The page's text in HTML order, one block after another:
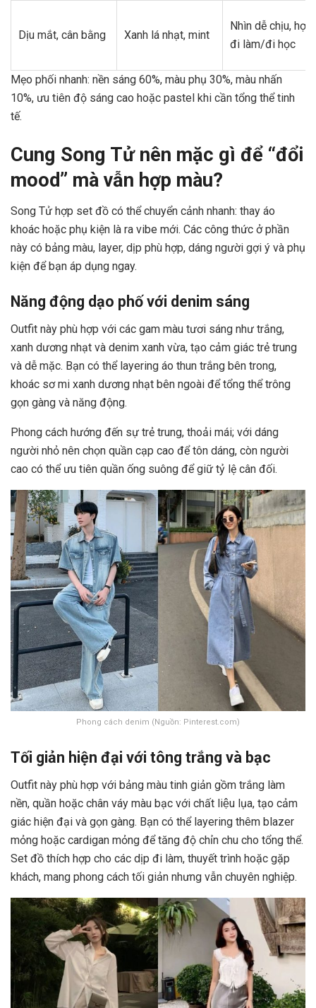
Dịu mắt, cân bằng Xanh lá nhạt, mint
Nhìn dễ chịu, hợp
đi làm/đi học
Mẹo phối nhanh: nền sáng 60%, màu phụ 30%, màu nhấn
10%, ưu tiên độ sáng cao hoặc pastel khi cần tổng thể tinh
tế.
Cung Song Tử nên mặc gì để “đổi
mood” mà vẫn hợp màu?
Song Tử hợp set đồ có thể chuyển cảnh nhanh: thay áo
khoác hoặc phụ kiện là ra vibe mới. Các công thức ở phần
này có bảng màu, layer, dịp phù hợp, dáng người gợi ý và phụ
kiện để bạn áp dụng ngay.
Năng động dạo phố với denim sáng
Outfit này phù hợp với các gam màu tươi sáng như trắng,
xanh dương nhạt và denim xanh vừa, tạo cảm giác trẻ trung
và dễ mặc. Bạn có thể layering áo thun trắng bên trong,
khoác sơ mi xanh dương nhạt bên ngoài để tổng thể trông
gọn gàng và năng động.
Phong cách hướng đến sự trẻ trung, thoải mái; với dáng
người nhỏ nên chọn quần cạp cao để tôn dáng, còn người
cao có thể ưu tiên quần ống suông để giữ tỷ lệ cân đối.
Phong cách denim (Nguồn: Pinterest.com)
Tối giản hiện đại với tông trắng và bạc
Outfit này phù hợp với bảng màu tinh giản gồm trắng làm
nền, quần hoặc chân váy màu bạc với chất liệu lụa, tạo cảm
giác hiện đại và gọn gàng. Bạn có thể layering thêm blazer
mỏng hoặc cardigan mỏng để tăng độ chỉn chu cho tổng thể.
Set đồ thích hợp cho các dịp đi làm, thuyết trình hoặc gặp
khách, mang phong cách tối giản nhưng vẫn chuyên nghiệp.